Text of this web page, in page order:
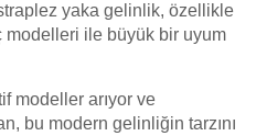
yaka gelinlik, özellikle
modelleri ile büyük bir uyum
modeller arıyor ve
bu modern gelinliğin tarzını